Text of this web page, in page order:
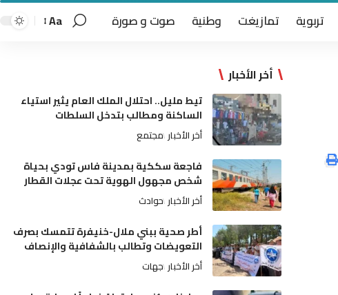
تربوية تمازيغت وطنية صوت و صورة Aa
أخر الأخبار
تيط مليل.. احتلال الملك العام يثير استياء
الساكنة ومطالب بتدخل السلطات
أخر الأخبار مجتمع
فاجعة سككية بمدينة فاس تودي بحياة
شخص مجهول الهوية تحت عجلات القطار
أخر الأخبار حوادث
أطر صحية ببني ملال-خنيفرة تتمسك بصرف
التعويضات وتطالب بالشفافية والإنصاف
أخر الأخبار جهات